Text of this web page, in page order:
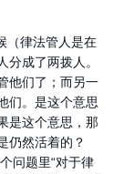
（律法管人是在
成了两拨人。
他们了；而另一
们。是这个意思
是这个意思，那
仍然活着的？
问题里“对于律